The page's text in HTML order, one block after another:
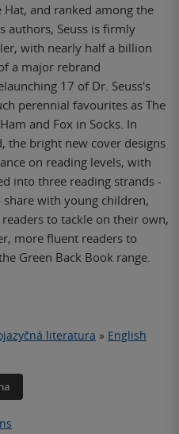
and ranked among the
authors, Seuss is firmly
with nearly half a billion
a major rebrand
17 of Dr. Seuss's
perennial favourites as The
and Fox in Socks. In
the bright new cover designs
on reading levels, with
into three reading strands -
with young children,
to tackle on their own,
more fluent readers to
Green Back Book range.
literatura » English